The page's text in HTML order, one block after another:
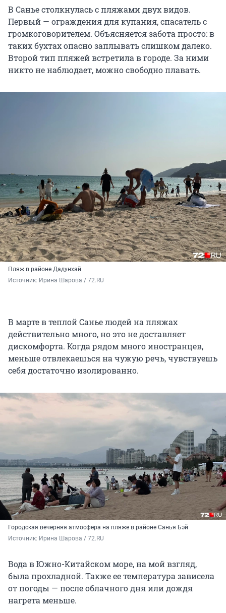
В Санье столкнулась с пляжами двух видов.
Первый — ограждения для купания, спасатель с
громкоговорителем. Объясняется забота просто: в
таких бухтах опасно заплывать слишком далеко.
Второй тип пляжей встретила в городе. За ними
никто не наблюдает, можно свободно плавать.
Пляж в районе Дадунхай
Источник: Ирина Шарова / 72.RU
В марте в теплой Санье людей на пляжах
действительно много, но это не доставляет
дискомфорта. Когда рядом много иностранцев,
меньше отвлекаешься на чужую речь, чувствуешь
себя достаточно изолированно.
Городская вечерняя атмосфера на пляже в районе Санья Бэй
Источник: Ирина Шарова / 72.RU
Вода в Южно-Китайском море, на мой взгляд,
была прохладной. Также ее температура зависела
от погоды — после облачного дня или дождя
нагрета меньше.